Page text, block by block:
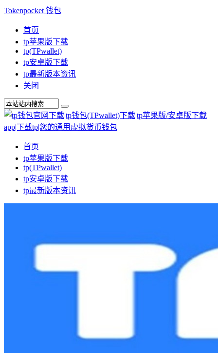
Tokenpocket 钱包
首页
tp苹果版下载
tp(TPwallet)
tp安卓版下载
tp最新版本资讯
关闭
首页
tp苹果版下载
tp(TPwallet)
tp安卓版下载
tp最新版本资讯